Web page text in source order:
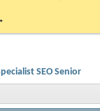
.
SEO Senior